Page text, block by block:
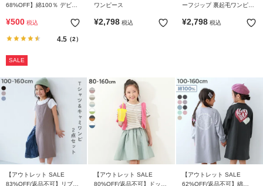
68%OFF】綿100％ デビラ
¥500 税込
4.5（2）
SALE
ワンピース
¥2,798 税込
ーフジップ 裏起毛ワンピー
¥2,798 税込
【アウトレット SALE
83%OFF/返品不可】リブキ
【アウトレット SALE
80%OFF/返品不可】ドッキ
【アウトレット SALE
62%OFF/返品不可】綿